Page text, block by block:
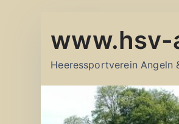
Inhalt
www.hsv-
Heeressportverein Angeln